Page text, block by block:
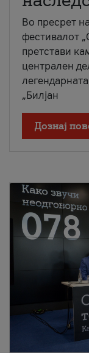
Во пресрет
фестивалот
претстави
централен
„Билјан
Дознај